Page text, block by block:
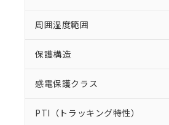
周囲湿度範囲
保護構造
感電保護クラス
PTI（トラッキング特性）